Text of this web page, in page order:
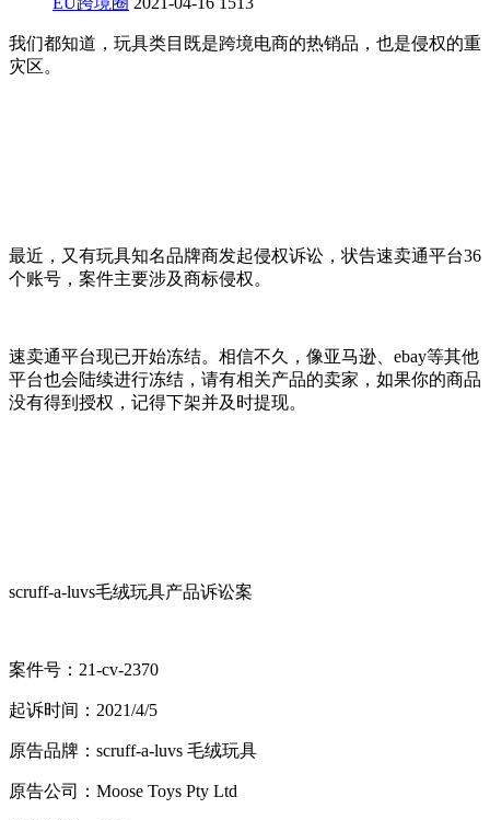
我们都知道，玩具类目既是跨境电商的热销品，也是侵权的重
灾区。
最近，又有玩具知名品牌商发起侵权诉讼，状告速卖通平台36
个账号，案件主要涉及商标侵权。
速卖通平台现已开始冻结。相信不久，像亚马逊、ebay等其他
平台也会陆续进行冻结，请有相关产品的卖家，如果你的商品
没有得到授权，记得下架并及时提现。
scruff-a-luvs毛绒玩具产品诉讼案
案件号：21-cv-2370
起诉时间：2021/4/5
原告品牌：scruff-a-luvs 毛绒玩具
原告公司：Moose Toys Pty Ltd